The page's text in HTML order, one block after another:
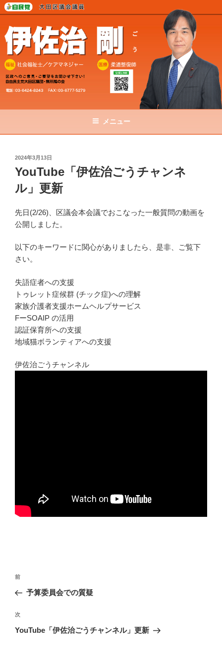
コ
ン
ン
へ
ス
キ
プ
メニュー
投
日:
2024年3月13日
YouTube「伊佐治ごうチャンネ
ル」更新
先日(2/26)、区議会本会議でおこなった一般質問の動画を
公開しました。
以下のキーワードに関心がありましたら、是非、ご覧下
さい。
失語症者への支援
トゥレット症候群 (チック症)への理解
家族介護者支援ホームヘルプサービス
FーSOAIP の活用
認証保育所への支援
地域猫ボランティアへの支援
伊佐治ごうチャンネル
投
ナ
ビ
ゲ
前
の
稿
前
予算委員会での質疑
次
の
次
YouTube「伊佐治ごうチャンネル」更新